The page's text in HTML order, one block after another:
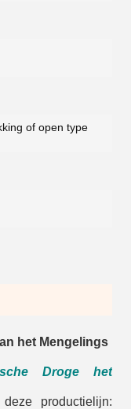
of open type
het Mengelings
Droge het
productielijn: